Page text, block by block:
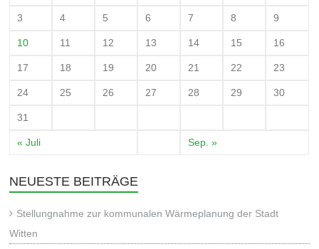
3 4 5 6 7 8 9
10 11 12 13 14 15 16
17 18 19 20 21 22 23
24 25 26 27 28 29 30
31
« Juli Sep. »
NEUESTE BEITRÄGE
Stellungnahme zur kommunalen Wärmeplanung der Stadt
Witten